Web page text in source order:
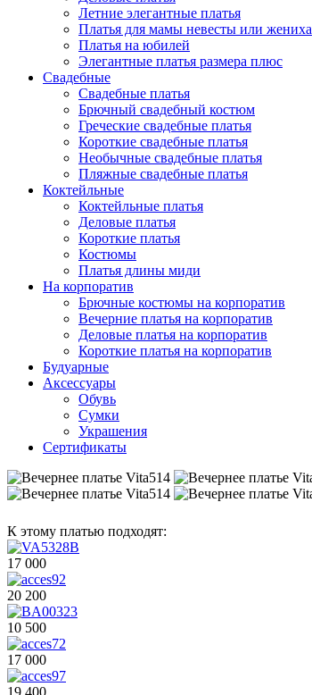
Летние элегантные платья
Платья для мамы невесты или жениха
Платья на юбилей
Элегантные платья размера плюс
Свадебные
Свадебные платья
Брючный свадебный костюм
Греческие свадебные платья
Короткие свадебные платья
Необычные свадебные платья
Пляжные свадебные платья
Коктейльные
Коктейльные платья
Деловые платья
Короткие платья
Костюмы
Платья длины миди
На корпоратив
Брючные костюмы на корпоратив
Вечерние платья на корпоратив
Деловые платья на корпоратив
Короткие платья на корпоратив
Будуарные
Аксессуары
Обувь
Сумки
Украшения
Сертификаты
К этому платью подходят:
17 000
20 200
10 500
17 000
19 400